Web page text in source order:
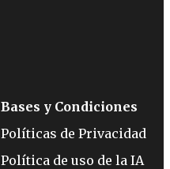
Bases y Condiciones
Políticas de Privacidad
Política de uso de la IA